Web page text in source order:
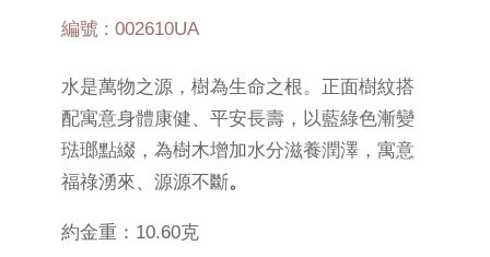
編號 : 002610UA
水是萬物之源，樹為生命之根。正面樹紋搭
配寓意身體康健、平安長壽，以藍綠色漸變
琺瑯點綴，為樹木增加水分滋養潤澤，寓意
福祿湧來、源源不斷。
約金重：10.60克